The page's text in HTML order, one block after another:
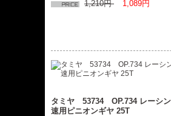
1,210円 1,089円
タミヤ 53734 OP.734 レーシン
速用ピニオンギヤ 25T